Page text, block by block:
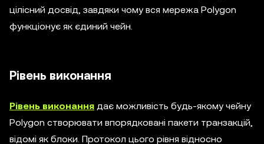
цілісний досвід, завдяки чому вся мережа Polygon
функціонує як єдиний чейн.
Рівень виконання
Рівень виконання дає можливість будь-якому чейну
Polygon створювати впорядковані пакети транзакцій,
відомі як блоки. Протокол цього рівня відносно